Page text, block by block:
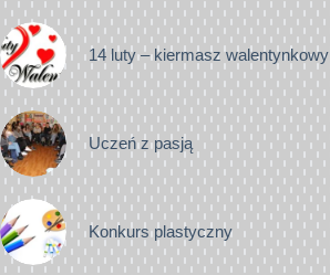
14 luty – kiermasz walentynkowy
Uczeń z pasją
Konkurs plastyczny